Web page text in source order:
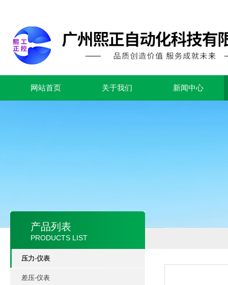
网站首页 关于我们 新闻中心
产品列表
PRODUCTS LIST
压力-仪表
差压-仪表